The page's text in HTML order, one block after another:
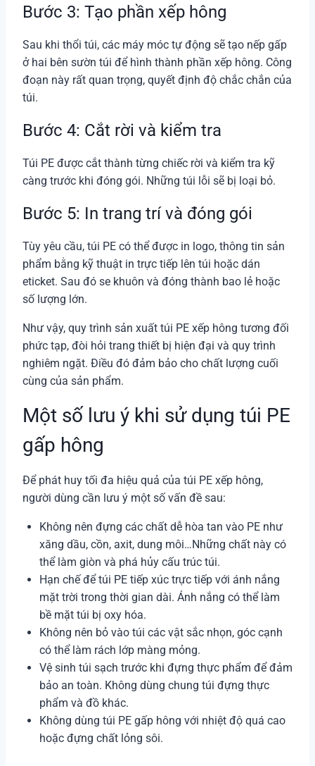
Bước 3: Tạo phần xếp hông
Sau khi thổi túi, các máy móc tự động sẽ tạo nếp gấp
ở hai bên sườn túi để hình thành phần xếp hông. Công
đoạn này rất quan trọng, quyết định độ chắc chắn của
túi.
Bước 4: Cắt rời và kiểm tra
Túi PE được cắt thành từng chiếc rời và kiểm tra kỹ
càng trước khi đóng gói. Những túi lỗi sẽ bị loại bỏ.
Bước 5: In trang trí và đóng gói
Tùy yêu cầu, túi PE có thể được in logo, thông tin sản
phẩm bằng kỹ thuật in trực tiếp lên túi hoặc dán
eticket. Sau đó se khuôn và đóng thành bao lẻ hoặc
số lượng lớn.
Như vậy, quy trình sản xuất túi PE xếp hông tương đối
phức tạp, đòi hỏi trang thiết bị hiện đại và quy trình
nghiêm ngặt. Điều đó đảm bảo cho chất lượng cuối
cùng của sản phẩm.
Một số lưu ý khi sử dụng túi PE
gấp hông
Để phát huy tối đa hiệu quả của túi PE xếp hông,
người dùng cần lưu ý một số vấn đề sau:
Không nên đựng các chất dễ hòa tan vào PE như
xăng dầu, cồn, axit, dung môi…Những chất này có
thể làm giòn và phá hủy cấu trúc túi.
Hạn chế để túi PE tiếp xúc trực tiếp với ánh nắng
mặt trời trong thời gian dài. Ánh nắng có thể làm
bề mặt túi bị oxy hóa.
Không nên bỏ vào túi các vật sắc nhọn, góc cạnh
có thể làm rách lớp màng mỏng.
Vệ sinh túi sạch trước khi đựng thực phẩm để đảm
bảo an toàn. Không dùng chung túi đựng thực
phẩm và đồ khác.
Không dùng túi PE gấp hông với nhiệt độ quá cao
hoặc đựng chất lỏng sôi.